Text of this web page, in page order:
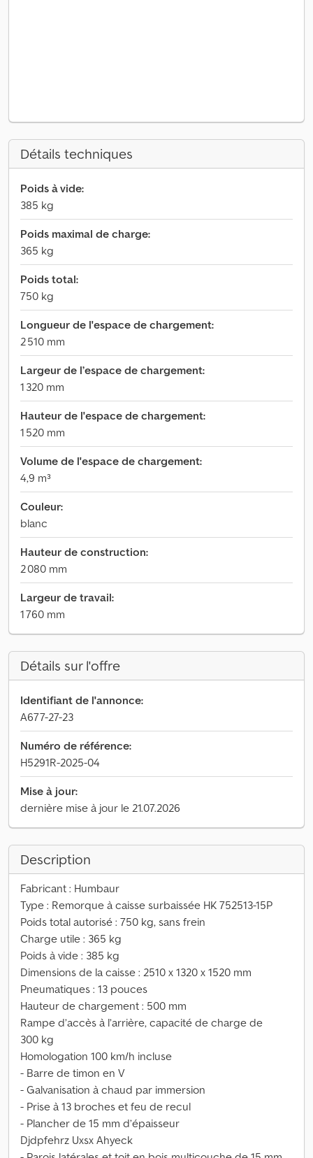
Détails techniques
Poids à vide:
385 kg
Poids maximal de charge:
365 kg
Poids total:
750 kg
Longueur de l'espace de chargement:
2 510 mm
Largeur de l’espace de chargement:
1 320 mm
Hauteur de l'espace de chargement:
1 520 mm
Volume de l'espace de chargement:
4,9 m³
Couleur:
blanc
Hauteur de construction:
2 080 mm
Largeur de travail:
1 760 mm
Détails sur l'offre
Identifiant de l'annonce:
A677-27-23
Numéro de référence:
H5291R-2025-04
Mise à jour:
dernière mise à jour le 21.07.2026
Description
Fabricant : Humbaur
Type : Remorque à caisse surbaissée HK 752513-15P
Poids total autorisé : 750 kg, sans frein
Charge utile : 365 kg
Poids à vide : 385 kg
Dimensions de la caisse : 2510 x 1320 x 1520 mm
Pneumatiques : 13 pouces
Hauteur de chargement : 500 mm
Rampe d’accès à l’arrière, capacité de charge de
300 kg
Homologation 100 km/h incluse
- Barre de timon en V
- Galvanisation à chaud par immersion
- Prise à 13 broches et feu de recul
- Plancher de 15 mm d’épaisseur
Djdpfehrz Uxsx Ahyeck